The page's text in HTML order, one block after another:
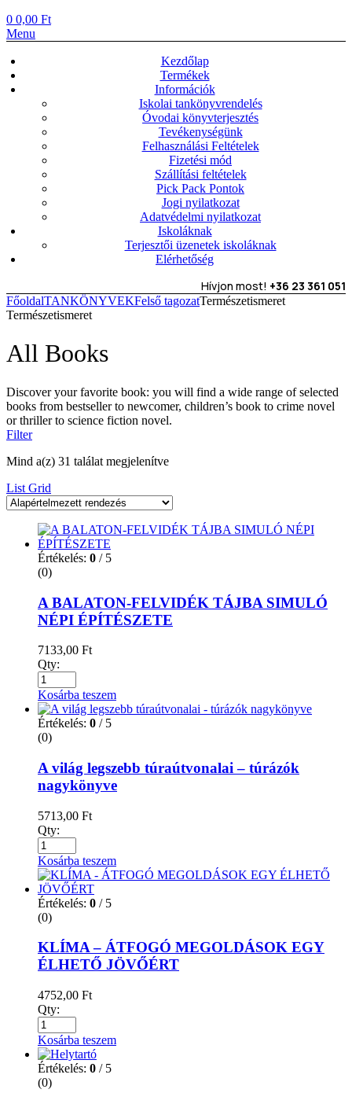
0 0,00 Ft
Menu
Kezdőlap
Termékek
Információk
Iskolai tankönyvrendelés
Óvodai könyvterjesztés
Tevékenységünk
Felhasználási Feltételek
Fizetési mód
Szállítási feltételek
Pick Pack Pontok
Jogi nyilatkozat
Adatvédelmi nyilatkozat
Iskoláknak
Terjesztői üzenetek iskoláknak
Elérhetőség
Hívjon most! +36 23 361 051
FőoldalTANKÖNYVEKFelső tagozatTermészetismeret
Természetismeret
All Books
Discover your favorite book: you will find a wide range of selected
books from bestseller to newcomer, children’s book to crime novel
or thriller to science fiction novel.
Filter
Mind a(z) 31 találat megjelenítve
List Grid
Értékelés: 0 / 5
(0)
A BALATON-FELVIDÉK TÁJBA SIMULÓ
NÉPI ÉPÍTÉSZETE
7133,00 Ft
Qty:
Kosárba teszem
Értékelés: 0 / 5
(0)
A világ legszebb túraútvonalai – túrázók
nagykönyve
5713,00 Ft
Qty:
Kosárba teszem
Értékelés: 0 / 5
(0)
KLÍMA – ÁTFOGÓ MEGOLDÁSOK EGY
ÉLHETŐ JÖVŐÉRT
4752,00 Ft
Qty:
Kosárba teszem
Értékelés: 0 / 5
(0)